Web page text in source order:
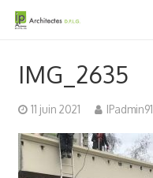
Qui sommes nous ?
Actualités & médias
IMG_2635
11 juin 2021 IPadmin91